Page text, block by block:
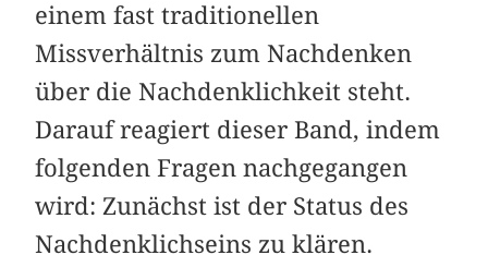
einem fast traditionellen
Missverhältnis zum Nachdenken
über die Nachdenklichkeit steht.
Darauf reagiert dieser Band, indem
folgenden Fragen nachgegangen
wird: Zunächst ist der Status des
Nachdenklichseins zu klären.